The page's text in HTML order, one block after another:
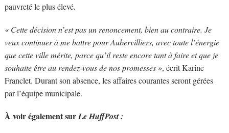
pauvreté le plus élevé.
« Cette décision n’est pas un renoncement, bien au contraire. Je
veux continuer à me battre pour Aubervilliers, avec toute l’énergie
que cette ville mérite, parce qu’il reste encore tant à faire et que je
souhaite être au rendez-vous de nos promesses », écrit Karine
Franclet. Durant son absence, les affaires courantes seront gérées
par l’équipe municipale.
À voir également surLe HuffPost :